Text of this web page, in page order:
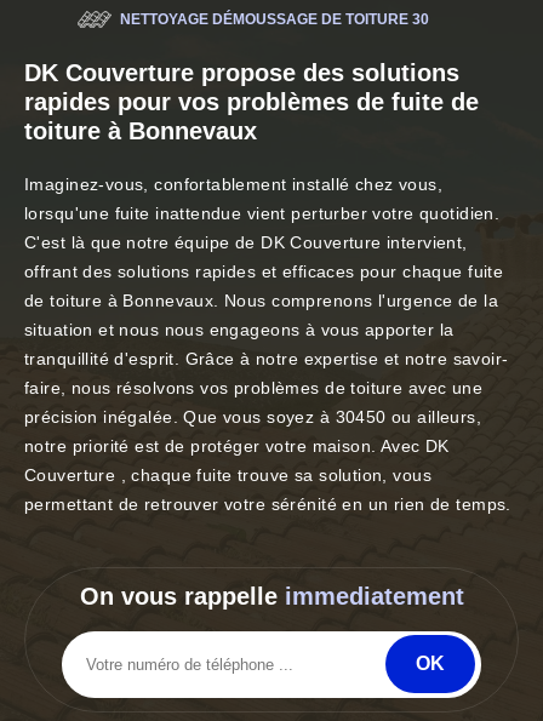
NETTOYAGE DÉMOUSSAGE DE TOITURE 30
DK Couverture propose des solutions
rapides pour vos problèmes de fuite de
toiture à Bonnevaux
Imaginez-vous, confortablement installé chez vous,
lorsqu'une fuite inattendue vient perturber votre quotidien.
C'est là que notre équipe de DK Couverture intervient,
offrant des solutions rapides et efficaces pour chaque fuite
de toiture à Bonnevaux. Nous comprenons l'urgence de la
situation et nous nous engageons à vous apporter la
tranquillité d'esprit. Grâce à notre expertise et notre savoir-
faire, nous résolvons vos problèmes de toiture avec une
précision inégalée. Que vous soyez à 30450 ou ailleurs,
notre priorité est de protéger votre maison. Avec DK
Couverture , chaque fuite trouve sa solution, vous
permettant de retrouver votre sérénité en un rien de temps.
On vous rappelle immediatement